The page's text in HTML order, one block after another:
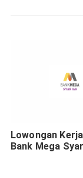
Lowongan
Bank Mega